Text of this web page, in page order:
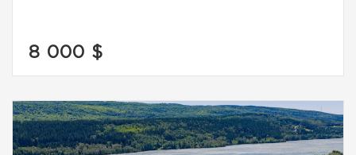
8 000 $